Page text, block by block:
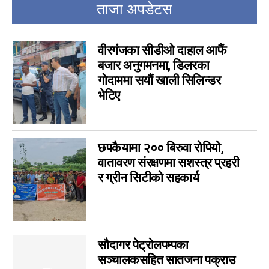
ताजा अपडेटस
वीरगंजका सीडीओ दाहाल आफैं
बजार अनुगमनमा, डिलरका
गोदाममा सयौं खाली सिलिन्डर
भेटिए
छपकैयामा २०० बिरुवा रोपियो,
वातावरण संरक्षणमा सशस्त्र प्रहरी
र ग्रीन सिटीको सहकार्य
सौदागर पेट्रोलपम्पका
सञ्चालकसहित सातजना पक्राउ